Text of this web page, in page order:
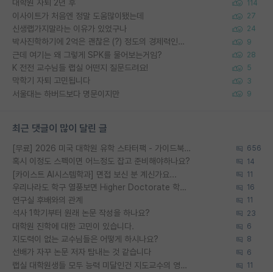
대학원 자퇴 2년 후 114
이사이트가 처음엔 정말 도움많이됐는데 27
신생랩가지말라는 이유가 있었구나 24
박사진학하기에 2억은 괜찮은 (?) 정도의 경제력인가요 9
근데 여기는 왜 그렇게 SPK를 물어보는거임? 28
K 전전 교수님들 랩실 어떤지 질문드려요! 5
막학기 자퇴 고민됩니다 3
서울대는 하버드보다 명문이지만 9
최근 댓글이 많이 달린 글
[무료] 2026 미국 대학원 유학 스타터팩 - 가이드북 & 합격자 컨택메일 템플릿 656
혹시 이정도 스펙이면 어느정도 잡고 준비해야하나요? 14
[카이스트 AI시스템학과] 면접 보신 분 계신가요... 11
우리나라도 학구 열풍보면 Higher Doctorate 학위가 필요하다고 봅니다. 16
연구실 후배와의 관계 11
석사 1학기부터 원래 논문 작성을 하나요? 23
대학원 진학에 대한 고민이 있습니다. 6
지도력이 없는 교수님들은 어떻게 하시나요? 8
선배가 자꾸 논문 저자 탐내는 것 같습니다 6
랩실 대학원생들 모두 능력 미달인건 지도교수의 영향 아닌가? 11